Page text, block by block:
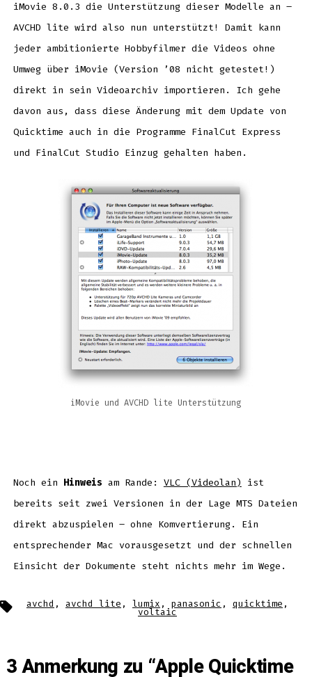
iMovie 8.0.3 die Unterstützung dieser Modelle an –
AVCHD lite wird also nun unterstützt! Damit kann
jeder ambitionierte Hobbyfilmer die Videos ohne
Umweg über iMovie (Version ’08 nicht getestet!)
direkt in sein Videoarchiv importieren. Ich gehe
davon aus, dass diese Änderung mit dem Update von
Quicktime auch in die Programme FinalCut Express
und FinalCut Studio Einzug gehalten haben.
iMovie und AVCHD lite Unterstützung
Noch ein Hinweis am Rande: VLC (Videolan)
ist
bereits seit zwei Versionen in der Lage MTS Dateien
direkt abzuspielen – ohne Komvertierung. Ein
entsprechender Mac vorausgesetzt und der schnellen
Einsicht der Dokumente steht nichts mehr im Wege.
Schlagwörter
avchd , avchd lite , lumix , panasonic , quicktime ,
voltaic
3 Anmerkung zu “Apple Quicktime